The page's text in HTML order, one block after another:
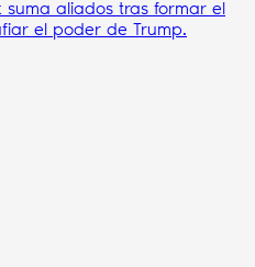
suma aliados tras formar el
el poder de Trump.